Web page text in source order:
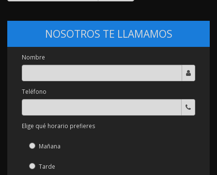
NOSOTROS TE LLAMAMOS
Nombre
Teléfono
Elige qué horario prefieres
Mañana
Tarde